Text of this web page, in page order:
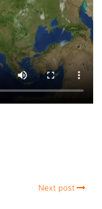
Next post